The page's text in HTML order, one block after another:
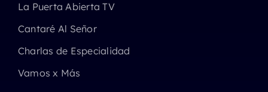
La Puerta Abierta TV
Cantaré Al Señor
Charlas de Especialidad
Vamos x Más